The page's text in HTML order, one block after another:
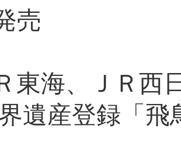
売
東海、ＪＲ西
遺産登録「